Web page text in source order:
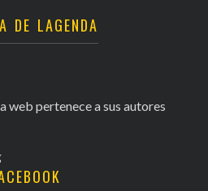
DE LAGENDA
web pertenece a sus autores